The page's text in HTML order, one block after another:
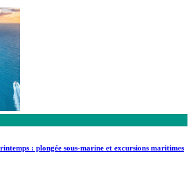
: plongée sous-marine et excursions maritimes